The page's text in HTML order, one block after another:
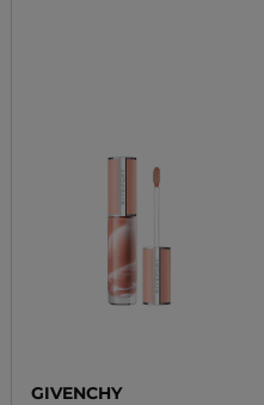
GIVENCHY